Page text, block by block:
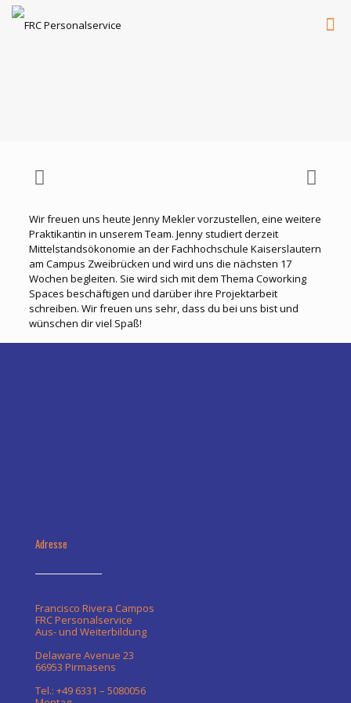
Wir freuen uns heute Jenny Mekler vorzustellen, eine weitere
Praktikantin in unserem Team. Jenny studiert derzeit
Mittelstandsökonomie an der Fachhochschule Kaiserslautern
am Campus Zweibrücken und wird uns die nächsten 17
Wochen begleiten. Sie wird sich mit dem Thema Coworking
Spaces beschäftigen und darüber ihre Projektarbeit
schreiben. Wir freuen uns sehr, dass du bei uns bist und
wünschen dir viel Spaß!
Adresse
Francisco Rivera Campos
FRC Personalservice
Aus- und Weiterbildung
Delaware Avenue 23
66953 Pirmasens
Tel.: +49 6331 – 5080056